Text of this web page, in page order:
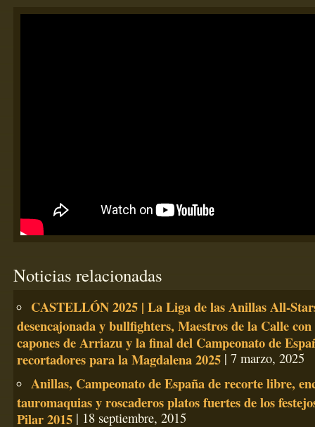
Noticias relacionadas
CASTELLÓN 2025 | La Liga de las Anillas All-
desencajonada y bullfighters, Maestros de la Calle con
capones de Arriazu y la final del Campeonato de
recortadores para la Magdalena 2025| 7 marzo, 2025
Anillas, Campeonato de España de recorte libre,
tauromaquias y roscaderos platos fuertes de los
Pilar 2015| 18 septiembre, 2015